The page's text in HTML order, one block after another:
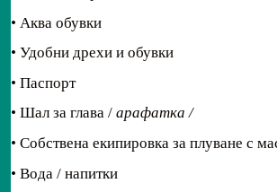
• Аква обувки
• Удобни дрехи и обувки
• Паспорт
• Шал за глава / арафатка /
• Собствена екипировка за плуване с
• Вода / напитки